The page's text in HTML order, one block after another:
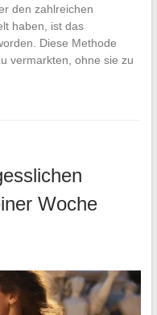
den zahlreichen
haben, ist das
Diese Methode
vermarkten, ohne sie zu
Woche